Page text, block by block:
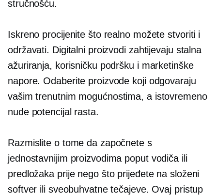
stručnošću.
Iskreno procijenite što realno možete stvoriti i
održavati. Digitalni proizvodi zahtijevaju stalna
ažuriranja, korisničku podršku i marketinške
napore. Odaberite proizvode koji odgovaraju
vašim trenutnim mogućnostima, a istovremeno
nude potencijal rasta.
Razmislite o tome da započnete s
jednostavnijim proizvodima poput vodiča ili
predložaka prije nego što prijeđete na složeni
softver ili sveobuhvatne tečajeve. Ovaj pristup